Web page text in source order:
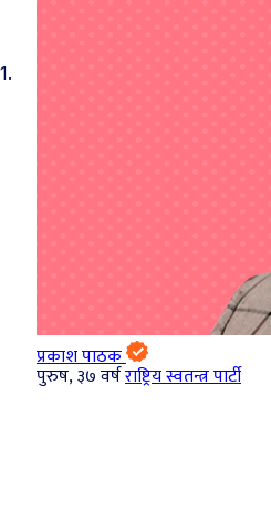
1.
प्रकाश पाठक
पुरुष, ३७ वर्षराष्ट्रिय स्वतन्त्र पार्टी